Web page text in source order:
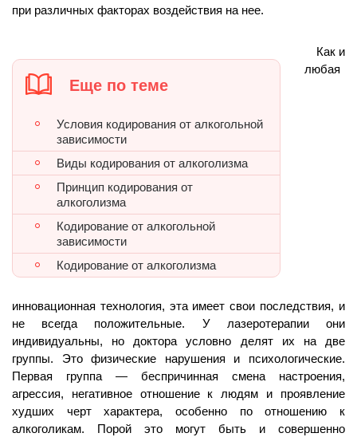
при различных факторах воздействия на нее.
Еще по теме
Условия кодирования от алкогольной
зависимости
Виды кодирования от алкоголизма
Принцип кодирования от
алкоголизма
Кодирование от алкогольной
зависимости
Кодирование от алкоголизма
Как и
любая
инновационная технология, эта имеет свои последствия, и
не всегда положительные. У лазеротерапии они
индивидуальны, но доктора условно делят их на две
группы. Это физические нарушения и психологические.
Первая группа — беспричинная смена настроения,
агрессия, негативное отношение к людям и проявление
худших черт характера, особенно по отношению к
алкоголикам. Порой это могут быть и совершенно